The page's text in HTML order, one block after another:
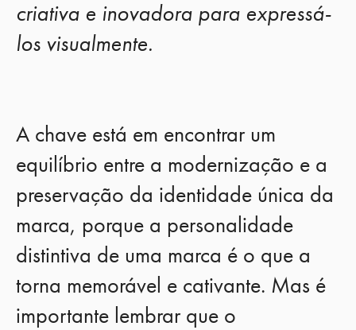
criativa e inovadora para expressá-
los visualmente.
A chave está em encontrar um
equilíbrio entre a modernização e a
preservação da identidade única da
marca, porque a personalidade
distintiva de uma marca é o que a
torna memorável e cativante. Mas é
importante lembrar que o